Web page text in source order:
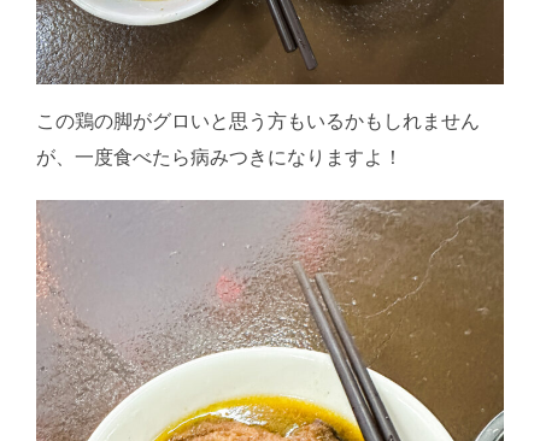
この鶏の脚がグロいと思う方もいるかもしれません
が、一度食べたら病みつきになりますよ！